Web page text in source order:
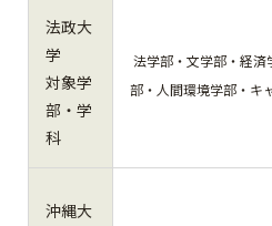
法政大
学
対象学
部・学
科
法学部・文学部・経
部・人間環境学部・キ
沖縄大